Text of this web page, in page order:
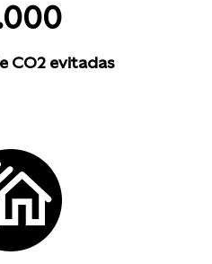
CO2 evitadas